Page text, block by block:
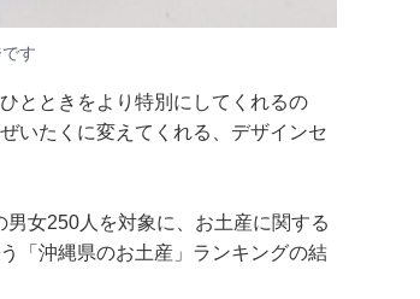
す
とときをより特別にしてくれるの
いたくに変えてくれる、デザインセ
女250人を対象に、お土産に関する
「沖縄県のお土産」ランキングの結